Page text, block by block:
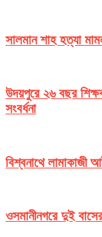
সালমান শাহ হত্যা
উদয়পুরে ২৬ বছর
সংবর্ধনা
বিশ্বনাথে লামাকাজী
ওসমানীনগরে দুই